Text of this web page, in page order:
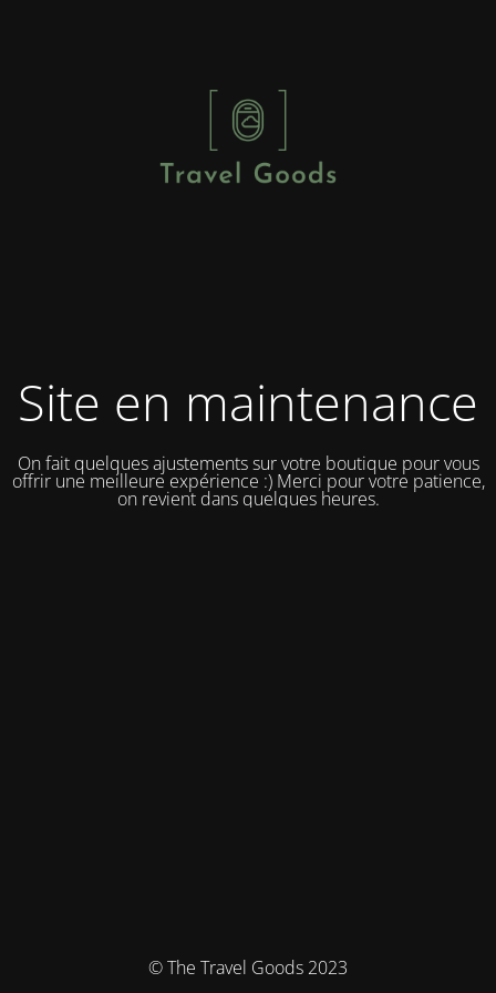
Site en maintenance
On fait quelques ajustements sur votre boutique pour vous
offrir une meilleure expérience :) Merci pour votre patience,
on revient dans quelques heures.
© The Travel Goods 2023